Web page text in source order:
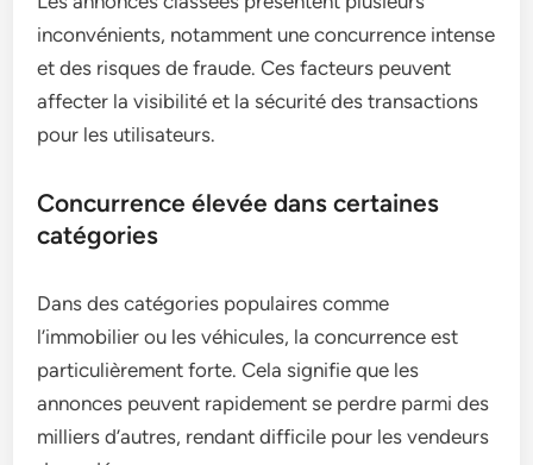
inconvénients, notamment une concurrence intense
et des risques de fraude. Ces facteurs peuvent
affecter la visibilité et la sécurité des transactions
pour les utilisateurs.
Concurrence élevée dans certaines
catégories
Dans des catégories populaires comme
l’immobilier ou les véhicules, la concurrence est
particulièrement forte. Cela signifie que les
annonces peuvent rapidement se perdre parmi des
milliers d’autres, rendant difficile pour les vendeurs